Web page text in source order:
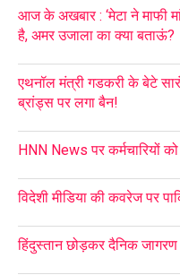
आज के अखबार : ‘मेटा ने माफी
है, अमर उजाला का क्या बताऊं?
एथनॉल मंत्री गडकरी के बेटे
ब्रांड्स पर लगा बैन!
HNN News पर कर्मचारियों
विदेशी मीडिया की कवरेज पर
हिंदुस्तान छोड़कर दैनिक